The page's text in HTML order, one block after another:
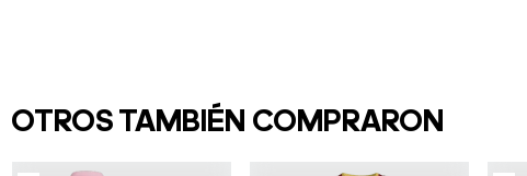
OTROS TAMBIÉN COMPRARON